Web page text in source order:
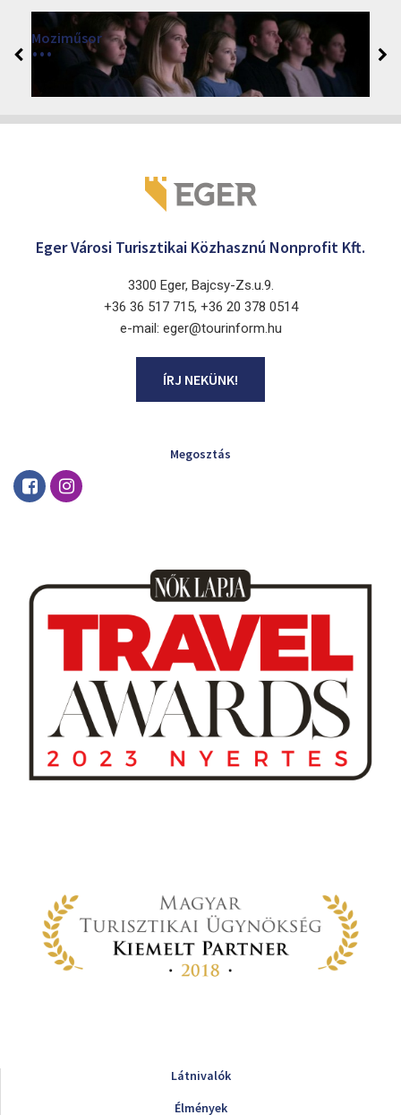
Moziműsor
Cinema Agria, Eger 3300, Törvényház utca 4.
Eger Városi Turisztikai Közhasznú Nonprofit Kft.
3300 Eger, Bajcsy-Zs.u.9.
+36 36 517 715, +36 20 378 0514
e-mail: eger@tourinform.hu
ÍRJ NEKÜNK!
Megosztás
Látnivalók
Élmények